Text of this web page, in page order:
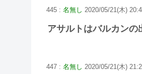
445 : 名無し 2020/05/21(木)
アサルトはバルカン
447 : 名無し 2020/05/21(木)